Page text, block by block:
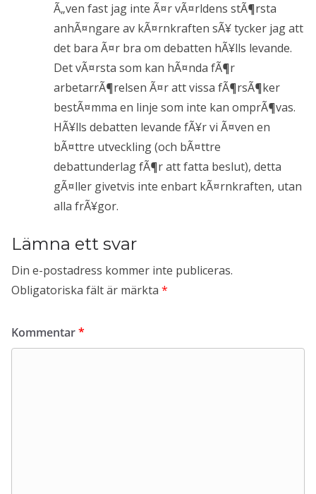
Ã„ven fast jag inte Ã¤r vÃ¤rldens stÃ¶rsta
anhÃ¤ngare av kÃ¤rnkraften sÃ¥ tycker jag att
det bara Ã¤r bra om debatten hÃ¥lls levande.
Det vÃ¤rsta som kan hÃ¤nda fÃ¶r
arbetarrÃ¶relsen Ã¤r att vissa fÃ¶rsÃ¶ker
bestÃ¤mma en linje som inte kan omprÃ¶vas.
HÃ¥lls debatten levande fÃ¥r vi Ã¤ven en
bÃ¤ttre utveckling (och bÃ¤ttre
debattunderlag fÃ¶r att fatta beslut), detta
gÃ¤ller givetvis inte enbart kÃ¤rnkraften, utan
alla frÃ¥gor.
Lämna ett svar
Din e-postadress kommer inte publiceras.
Obligatoriska fält är märkta *
Kommentar*